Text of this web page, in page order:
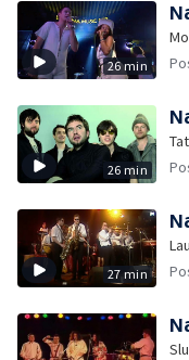
26 min
26 min
27 min